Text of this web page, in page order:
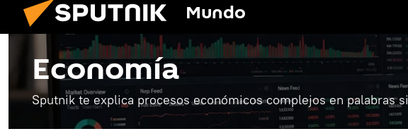
Mundo
Economía
Sputnik te explica procesos económicos complejos en palabras